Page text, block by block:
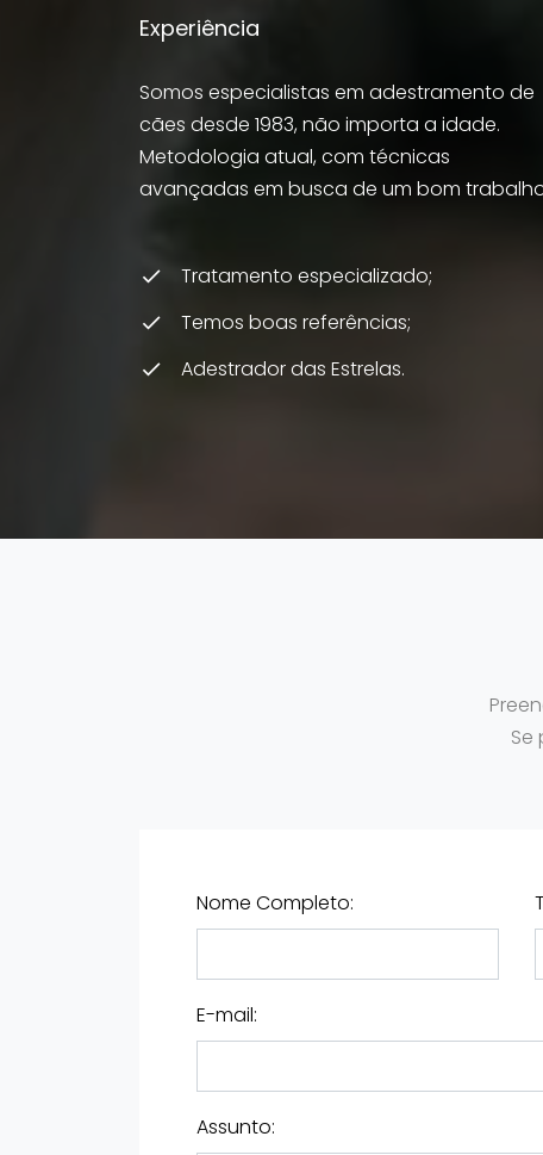
Experiência
Somos especialistas em adestramento de
cães desde 1983, não importa a idade.
Metodologia atual, com técnicas
avançadas em busca de um bom
Tratamento especializado;
Temos boas referências;
Adestrador das Estrelas.
Se
Nome Completo:
E-mail:
Assunto: